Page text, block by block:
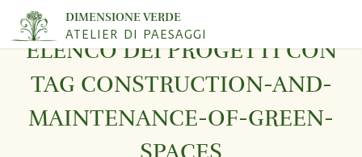
DIMENSIONE VERDE
ATELIER DI PAESAGGI
ELENCO DEI PROGETTI CON
TAG CONSTRUCTION-AND-
MAINTENANCE-OF-GREEN-